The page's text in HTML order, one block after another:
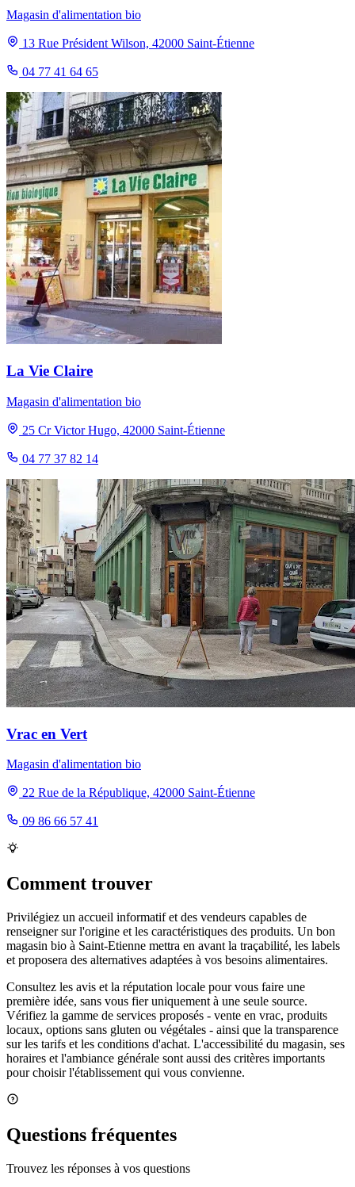
Magasin d'alimentation bio
13 Rue Président Wilson, 42000 Saint-Étienne
04 77 41 64 65
La Vie Claire
Magasin d'alimentation bio
25 Cr Victor Hugo, 42000 Saint-Étienne
04 77 37 82 14
Vrac en Vert
Magasin d'alimentation bio
22 Rue de la République, 42000 Saint-Étienne
09 86 66 57 41
Comment trouver
Privilégiez un accueil informatif et des vendeurs capables de
renseigner sur l'origine et les caractéristiques des produits. Un bon
magasin bio à Saint-Etienne mettra en avant la traçabilité, les labels
et proposera des alternatives adaptées à vos besoins alimentaires.
Consultez les avis et la réputation locale pour vous faire une
première idée, sans vous fier uniquement à une seule source.
Vérifiez la gamme de services proposés - vente en vrac, produits
locaux, options sans gluten ou végétales - ainsi que la transparence
sur les tarifs et les conditions d'achat. L'accessibilité du magasin, ses
horaires et l'ambiance générale sont aussi des critères importants
pour choisir l'établissement qui vous convienne.
Questions fréquentes
Trouvez les réponses à vos questions